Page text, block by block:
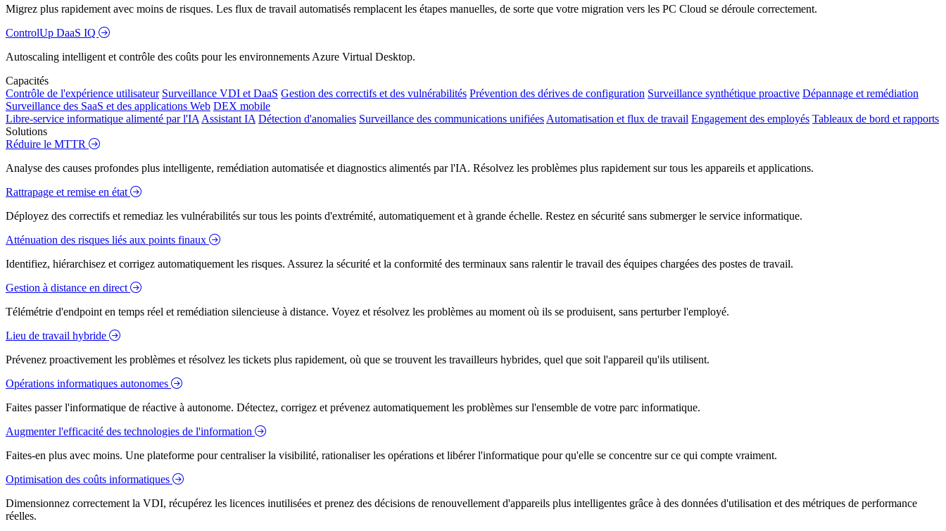
Migrez plus rapidement avec moins de risques. Les flux de travail automatisés remplacent les étapes manuelles, de sorte que votre migration vers les PC Cloud se déroule correctement.
ControlUp DaaS IQ
Autoscaling intelligent et contrôle des coûts pour les environnements Azure Virtual Desktop.
Capacités
Contrôle de l'expérience utilisateur Surveillance VDI et DaaS Gestion des correctifs et des vulnérabilités Prévention des dérives de configuration Surveillance synthétique proactive Dépannage et remédiation
Surveillance des SaaS et des applications Web DEX mobile
Libre-service informatique alimenté par l'IA Assistant IA Détection d'anomalies Surveillance des communications unifiées Automatisation et flux de travail Engagement des employés Tableaux de bord et rapports
Solutions
Réduire le MTTR
Analyse des causes profondes plus intelligente, remédiation automatisée et diagnostics alimentés par l'IA. Résolvez les problèmes plus rapidement sur tous les appareils et applications.
Rattrapage et remise en état
Déployez des correctifs et remediaz les vulnérabilités sur tous les points d'extrémité, automatiquement et à grande échelle. Restez en sécurité sans submerger le service informatique.
Atténuation des risques liés aux points finaux
Identifiez, hiérarchisez et corrigez automatiquement les risques. Assurez la sécurité et la conformité des terminaux sans ralentir le travail des équipes chargées des postes de travail.
Gestion à distance en direct
Télémétrie d'endpoint en temps réel et remédiation silencieuse à distance. Voyez et résolvez les problèmes au moment où ils se produisent, sans perturber l'employé.
Lieu de travail hybride
Prévenez proactivement les problèmes et résolvez les tickets plus rapidement, où que se trouvent les travailleurs hybrides, quel que soit l'appareil qu'ils utilisent.
Opérations informatiques autonomes
Faites passer l'informatique de réactive à autonome. Détectez, corrigez et prévenez automatiquement les problèmes sur l'ensemble de votre parc informatique.
Augmenter l'efficacité des technologies de l'information
Faites-en plus avec moins. Une plateforme pour centraliser la visibilité, rationaliser les opérations et libérer l'informatique pour qu'elle se concentre sur ce qui compte vraiment.
Optimisation des coûts informatiques
Dimensionnez correctement la VDI, récupérez les licences inutilisées et prenez des décisions de renouvellement d'appareils plus intelligentes grâce à des données d'utilisation et des métriques de performance
réelles.